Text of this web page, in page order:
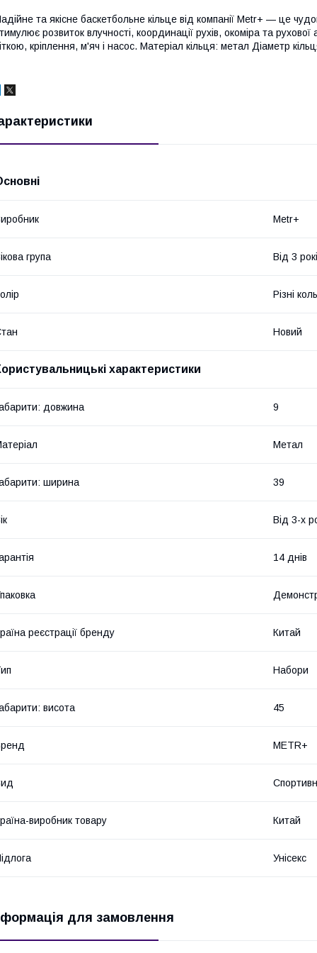
та якісне баскетбольне кільце від компанії Metr+ — це
розвиток влучності, координації рухів, окоміра та рухової
кріплення, м'яч і насос. Матеріал кільця: метал Діаметр
Metr+
група Від 3
Різні
Новий
характеристики
довжина 9
Метал
ширина 39
Від 3-х
14 днів
реєстрації бренду Китай
Набори
висота 45
METR+
виробник товару Китай
Унісекс
для замовлення